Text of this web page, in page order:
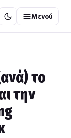
Μενού
το
την